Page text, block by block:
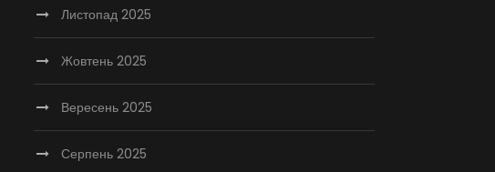
Листопад 2025
Жовтень 2025
Вересень 2025
Серпень 2025